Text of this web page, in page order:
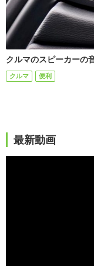
クルマのスピーカーの
クルマ 便利
最新動画